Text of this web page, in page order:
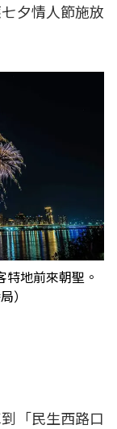
夕情人節施放
地前來朝聖。
）
「民生西路口